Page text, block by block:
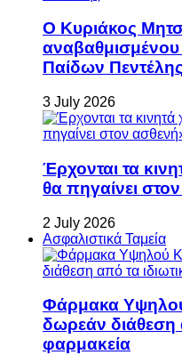
Ο Κυριάκος
Παίδων Πεντέλης
3 July 2026
Έρχονται τα
θα πηγαίνει
2 July 2026
Ασφαλιστικά Ταμεία
Φάρμακα
δωρεάν διάθεση
φαρμακεία